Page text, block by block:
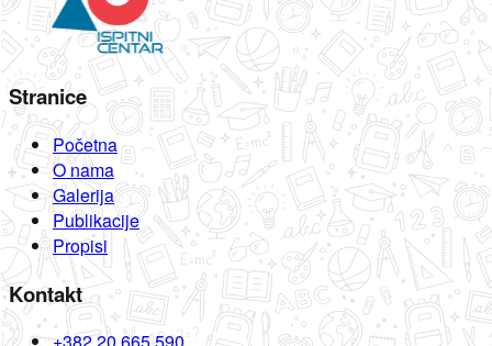
Stranice
Početna
O nama
Galerija
Publikacije
Propisi
Kontakt